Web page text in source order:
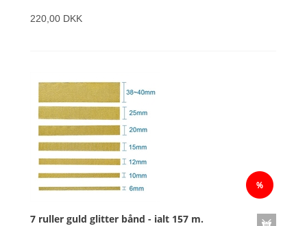
220,00 DKK
7 ruller guld glitter bånd - ialt 157 m.